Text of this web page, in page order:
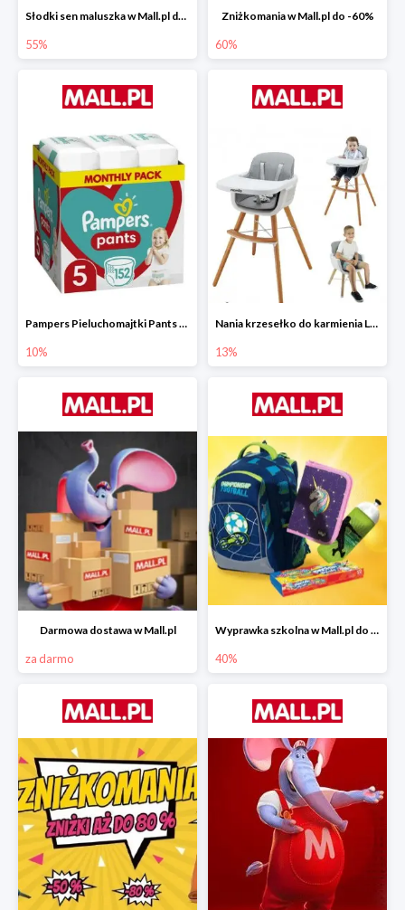
Słodki sen maluszka w Mall.pl do -55%
55%
Zniżkomania w Mall.pl do -60%
60%
Pampers Pieluchomajtki Pants 5 (12-17 kg) 152 szt.
10%
Nania krzesełko do karmienia LUNA 2w1
13%
Darmowa dostawa w Mall.pl
za darmo
Wyprawka szkolna w Mall.pl do -40%
40%